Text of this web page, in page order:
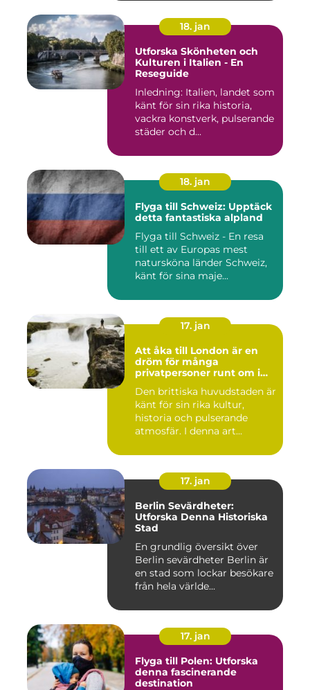
18. jan
Utforska Skönheten och
Kulturen i Italien - En
Reseguide
Inledning: Italien, landet som
känt för sin rika historia,
vackra konstverk, pulserande
städer och d...
18. jan
Flyga till Schweiz: Upptäck
detta fantastiska alpland
Flyga till Schweiz - En resa
till ett av Europas mest
natursköna länder Schweiz,
känt för sina maje...
17. jan
Att åka till London är en
dröm för många
privatpersoner runt om i
Den brittiska huvudstaden är
känt för sin rika kultur,
historia och pulserande
atmosfär. I denna art...
17. jan
Berlin Sevärdheter:
Utforska Denna Historiska
Stad
En grundlig översikt över
Berlin sevärdheter Berlin är
en stad som lockar besökare
från hela världe...
17. jan
Flyga till Polen: Utforska
denna fascinerande
destination